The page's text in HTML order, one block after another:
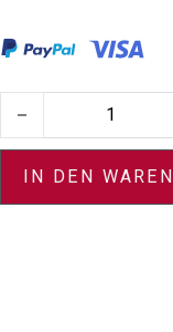
Spannring Verlauf
IN DEN